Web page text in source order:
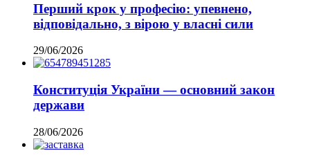
Перший крок у професію: упевнено,
відповідально, з вірою у власні сили
29/06/2026
Конституція України — основний закон
держави
28/06/2026